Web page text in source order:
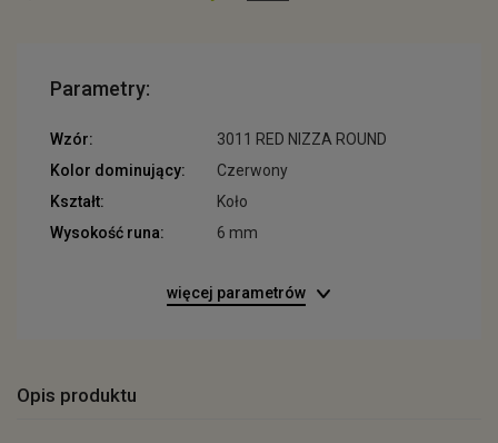
Parametry:
Wzór:
3011 RED NIZZA ROUND
Kolor dominujący:
Czerwony
Kształt:
Koło
Wysokość runa:
6 mm
więcej parametrów
Opis produktu